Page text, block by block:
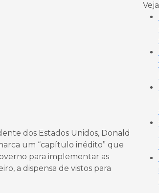
dos Estados Unidos, Donald
um “capítulo inédito” que
para implementar as
a dispensa de vistos para